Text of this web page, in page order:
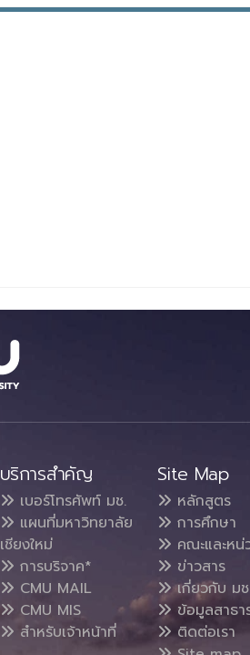
บริการสำคัญ
เบอร์โทรศัพท์ มช.
แผนที่มหาวิทยาลัย
เชียงใหม่
การบริจาค*
CMU MAIL
CMU MIS
สำหรับเจ้าหน้าที่
Site Map
หลักสูตร
การศึกษา
คณะและหน่
ข่าวสาร
เกี่ยวกับ ม
ข้อมูลสาธา
ติดต่อเรา